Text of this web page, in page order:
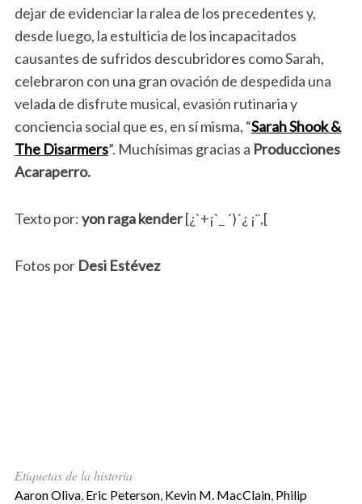
dejar de evidenciar la ralea de los precedentes y,
desde luego, la estulticia de los incapacitados
causantes de sufridos descubridores como Sarah,
celebraron con una gran ovación de despedida una
velada de disfrute musical, evasión rutinaria y
conciencia social que es, en sí misma, “Sarah Shook &
The Disarmers”. Muchísimas gracias a Producciones
Acaraperro.
Texto por:yon raga kender[¿`+¡`_ ´)´¿ ¡¨,[
Fotos por Desi Estévez
Etiquetas de la historia
Aaron Oliva, Eric Peterson, Kevin M. MacClain, Philip